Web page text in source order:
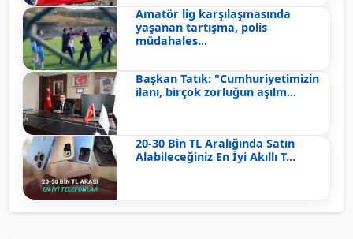
Amatör lig karşılaşmasında
yaşanan tartışma, polis
müdahales...
Başkan Tatık: "Cumhuriyetimizin
ilanı, birçok zorluğun aşılm...
20-30 Bin TL Aralığında Satın
Alabileceğiniz En İyi Akıllı T...